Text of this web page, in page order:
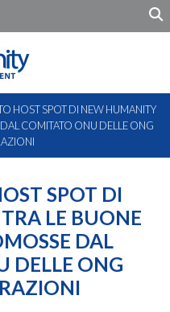
HOST SPOT DI NEW HUMANITY
COMITATO ONU DELLE ONG
SPOT DI
LE BUONE
DAL
DELLE ONG